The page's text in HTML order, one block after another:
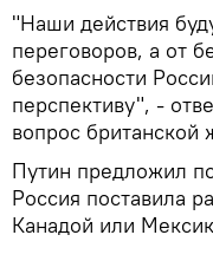
"Наши действия
переговоров, а от
безопасности
перспективу", -
вопрос британской
Путин предложил
Россия поставила
Канадой или